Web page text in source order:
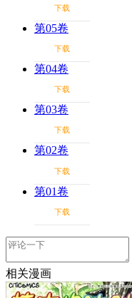
下载
第05卷
下载
第04卷
下载
第03卷
下载
第02卷
下载
第01卷
下载
相关漫画